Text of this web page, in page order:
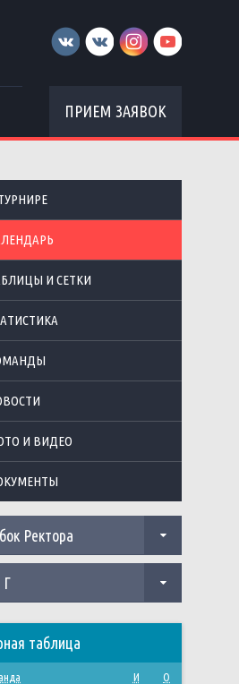
ПРИЕМ ЗАЯВОК
И СЕТКИ
И ВИДЕО
Ректора
Г
таблица
И О